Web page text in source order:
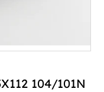
104/101N